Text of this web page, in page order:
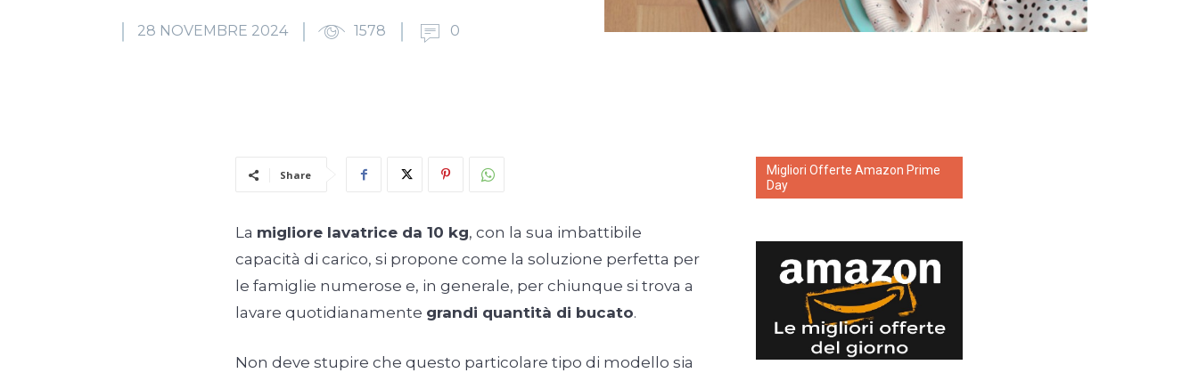
28 NOVEMBRE 2024 1578 0
Share
La migliore lavatrice da 10 kg, con la sua imbattibile
capacità di carico, si propone come la soluzione perfetta per
le famiglie numerose e, in generale, per chiunque si trova a
lavare quotidianamente grandi quantità di bucato.
Non deve stupire che questo particolare tipo di modello sia
Migliori Offerte Amazon Prime
Day